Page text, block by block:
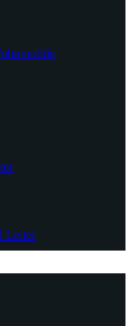
Leiter